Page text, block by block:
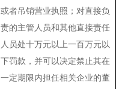
或者吊销营业执照；对直接负
责的主管人员和其他直接责任
人员处十万元以上一百万元以
下罚款，并可以决定禁止其在
一定期限内担任相关企业的董